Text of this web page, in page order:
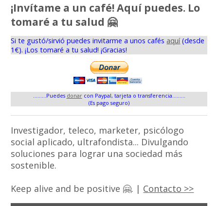
¡Invítame a un café! Aquí puedes. Lo
tomaré a tu salud 🤗
Si te gustó/sirvió puedes invitarme a unos cafés aquí(desde
1€). ¡Los tomaré a tu salud! ¡Gracias!
.........Puedes donarcon Paypal, tarjeta o transferencia.........
(Es pago seguro)
Investigador, teleco, marketer, psicólogo
social aplicado, ultrafondista... Divulgando
soluciones para lograr una sociedad más
sostenible.
Keep alive and be positive 🤗. | Contacto >>